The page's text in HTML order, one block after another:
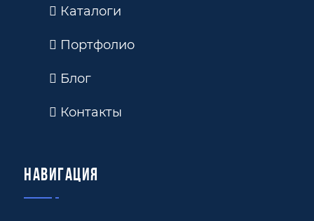
Каталоги
Портфолио
Блог
Контакты
Навигация